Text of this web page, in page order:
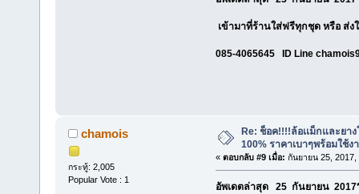
เข้ามาที่ร้านใส่ฟรีทุกชุด หรือ ส่
085-4065645 ID Line
chamois
กระทู้: 2,005
Popular Vote : 1
Re: ช็อค!!!!ล้อเเม็กและยา
100% ราคาเบาๆพร้อมใช้ง
« ตอบกลับ #9 เมื่อ: กันยายน 25, 2017,
อัพเดตล่าสุด 25 กันยายน